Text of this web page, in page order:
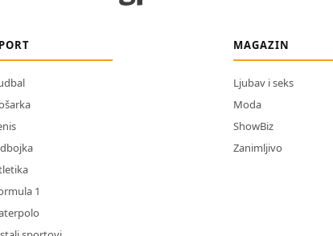
1
MAGAZIN
Ljubav i seks
Moda
ShowBiz
Zanimljivo